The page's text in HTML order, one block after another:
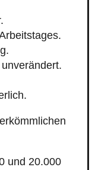
und 20.000